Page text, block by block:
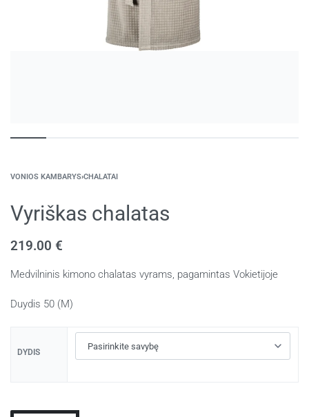
VONIOS KAMBARYS›CHALATAI
Vyriškas chalatas
219.00 €
Medvilninis kimono chalatas vyrams, pagamintas Vokietijoje
Duydis 50 (M)
DYDIS